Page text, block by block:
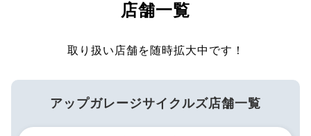
店舗一覧
取り扱い店舗を随時拡大中です！
アップガレージサイクルズ店舗一覧